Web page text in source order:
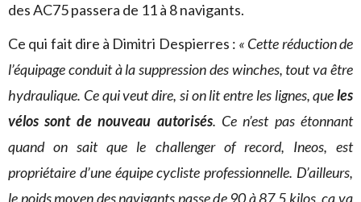
des AC75 passera de 11 à 8 navigants.
Ce qui fait dire à Dimitri Despierres : « Cette réduction de
l’équipage conduit à la suppression des winches, tout va être
hydraulique. Ce qui veut dire, si on lit entre les lignes, queles
vélos sont de nouveau autorisés. Ce n’est pas étonnant
quand on sait que le challenger of record, Ineos, est
propriétaire d’une équipe cycliste professionnelle. D’ailleurs,
le poids moyen des navigants passe de 90 à 87,5 kilos, ça va